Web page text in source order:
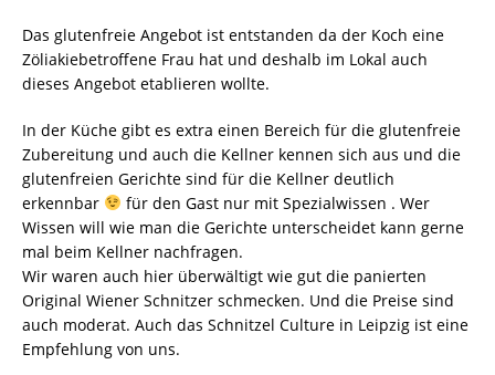
Das glutenfreie Angebot ist entstanden da der Koch eine
Zöliakiebetroffene Frau hat und deshalb im Lokal auch
dieses Angebot etablieren wollte.
In der Küche gibt es extra einen Bereich für die glutenfreie
Zubereitung und auch die Kellner kennen sich aus und die
glutenfreien Gerichte sind für die Kellner deutlich
erkennbar
für den Gast nur mit Spezialwissen . Wer
Wissen will wie man die Gerichte unterscheidet kann gerne
mal beim Kellner nachfragen.
Wir waren auch hier überwältigt wie gut die panierten
Original Wiener Schnitzer schmecken. Und die Preise sind
auch moderat. Auch das Schnitzel Culture in Leipzig ist eine
Empfehlung von uns.